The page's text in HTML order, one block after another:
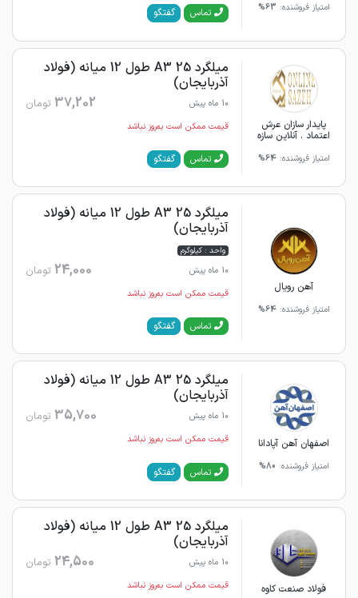
امتیاز فروشنده: 63% تماس گفتگو
پایدار سازان عرش
اعتماد . آنلاین سازه
امتیاز فروشنده:64%
میلگرد 25 A3 طول 12 میانه (فولاد
آذربایجان)
10 ماه پیش 37,202 تومان
قیمت ممکن است به‌روز نباشد
تماس گفتگو
آهن رویال
امتیاز فروشنده:64%
میلگرد 25 A3 طول 12 میانه (فولاد
آذربایجان)
واحد : کیلوگرم
10 ماه پیش
24,000 تومان
قیمت ممکن است به‌روز نباشد
تماس گفتگو
اصفهان آهن آپادانا
امتیاز فروشنده: 80%
میلگرد 25 A3 طول 12 میانه (فولاد
آذربایجان)
10 ماه پیش 35,700 تومان
قیمت ممکن است به‌روز نباشد
تماس گفتگو
فولاد صنعت کاوه
میلگرد 25 A3 طول 12 میانه (فولاد
آذربایجان)
10 ماه پیش 24,500 تومان
قیمت ممکن است به‌روز نباشد